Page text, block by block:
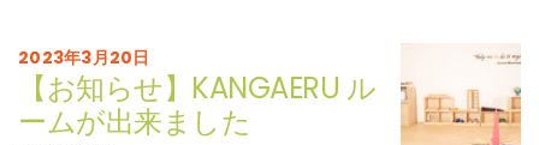
2023年3月20日
【お知らせ】KANGAERU ル
ームが出来ました